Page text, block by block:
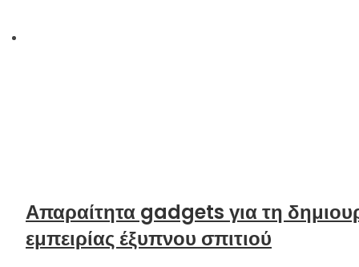
Απαραίτητα gadgets για τη
εμπειρίας έξυπνου σπιτιού